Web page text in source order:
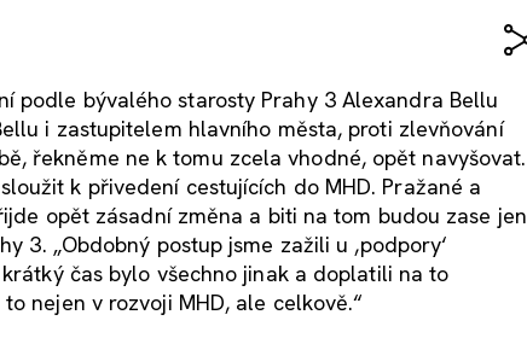
podle bývalého starosty Prahy 3 Alexandra Bellu
i zastupitelem hlavního města, proti zlevňování
řekněme ne k tomu zcela vhodné, opět navyšovat.
k přivedení cestujících do MHD. Pražané a
opět zásadní změna a biti na tom budou zase jen
3. „Obdobný postup jsme zažili u ,podpory‘
čas bylo všechno jinak a doplatili na to
nejen v rozvoji MHD, ale celkově.“